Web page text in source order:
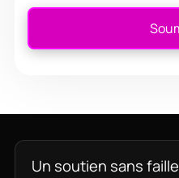
Un soutien sans faille